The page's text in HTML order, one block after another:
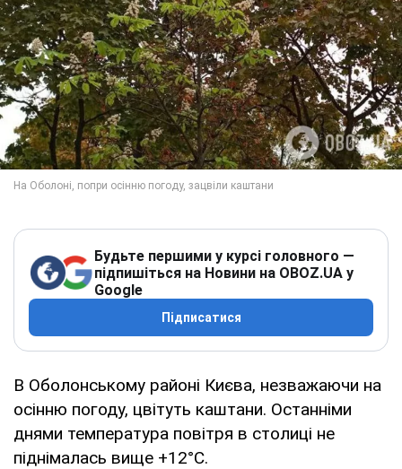
Будьте першими у курсі головного —
підпишіться на Новини на OBOZ.UA у
Google
Підписатися
В Оболонському районі Києва, незважаючи на
осінню погоду, цвітуть каштани. Останніми
днями температура повітря в столиці не
піднімалась вище +12°С.